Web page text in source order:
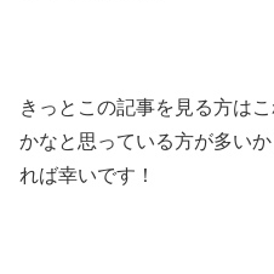
きっとこの記事を見る方は
かなと思っている方が多い
れば幸いです！